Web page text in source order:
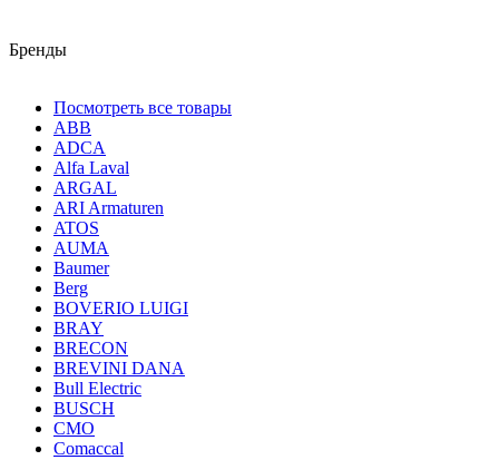
Бренды
Посмотреть все товары
ABB
ADCA
Alfa Laval
ARGAL
ARI Armaturen
ATOS
AUMA
Baumer
Berg
BOVERIO LUIGI
BRAY
BRECON
BREVINI DANA
Bull Electric
BUSCH
CMO
Comaccal